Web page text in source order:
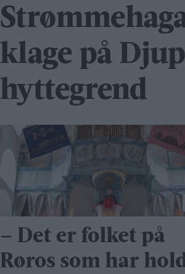
klage på
hyttegrend
– Det er folket på
Røros som har